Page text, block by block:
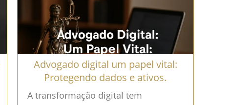
Advogado digital um papel vital:
Protegendo dados e ativos.
A transformação digital tem